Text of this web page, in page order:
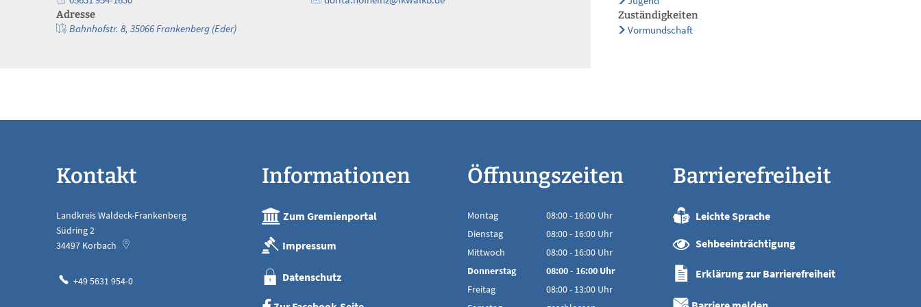
Adresse
Bahnhofstr. 8, 35066 Frankenberg (Eder)
Zuständigkeiten
Vormundschaft
Kontakt
Landkreis Waldeck-Frankenberg
Südring 2
34497 Korbach
+49 5631 954-0
Informationen
Zum Gremienportal
Impressum
Datenschutz
Öffnungszeiten
Montag 08:00- 16:00 Uhr
Von 08:00 bis 16:00 Uhr
Dienstag 08:00- 16:00 Uhr
Von 08:00 bis 16:00 Uhr
Mittwoch 08:00- 16:00 Uhr
Von 08:00 bis 16:00 Uhr
Donnerstag 08:00- 16:00 Uhr
Von 08:00 bis 16:00 Uhr
Freitag 08:00- 13:00 Uhr
Von 08:00 bis 13:00 Uhr
Barrierefreiheit
Leichte Sprache
Sehbeeinträchtigung
Erklärung zur Barrierefreiheit